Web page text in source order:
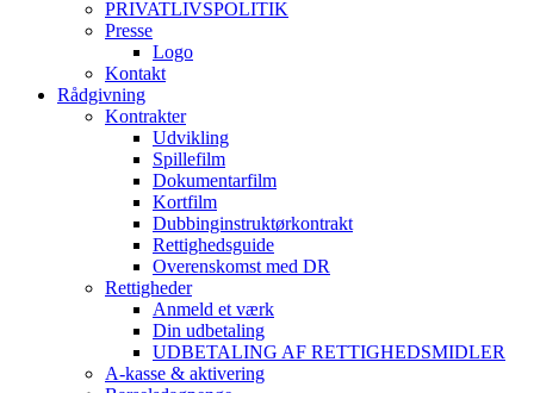
PRIVATLIVSPOLITIK
Presse
Logo
Kontakt
Rådgivning
Kontrakter
Udvikling
Spillefilm
Dokumentarfilm
Kortfilm
Dubbinginstruktørkontrakt
Rettighedsguide
Overenskomst med DR
Rettigheder
Anmeld et værk
Din udbetaling
UDBETALING AF RETTIGHEDSMIDLER
A-kasse & aktivering